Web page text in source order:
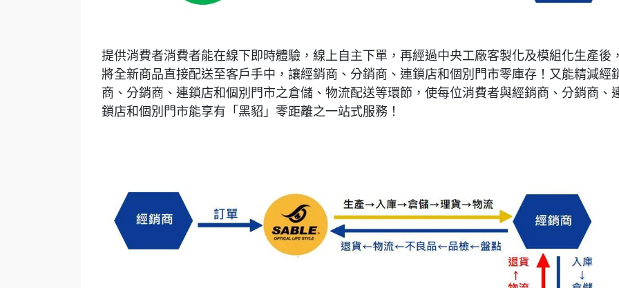
提供消費者消費者能在線下即時體驗，線上自主下單，再經過中央工廠客製化及模組化生產後，
將全新商品直接配送至客戶手中，讓經銷商、分銷商、連鎖店和個別門市零庫存！又能精減經
商、分銷商、連鎖店和個別門市之倉儲、物流配送等環節，使每位消費者與經銷商、分銷商、
鎖店和個別門市能享有「黑貂」零距離之一站式服務！